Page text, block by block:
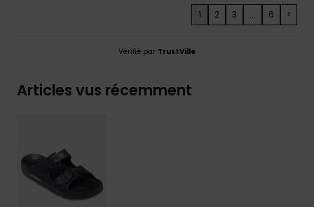
1 2 3 ... 6 >
Vérifié par TrustVille
Articles vus récemment